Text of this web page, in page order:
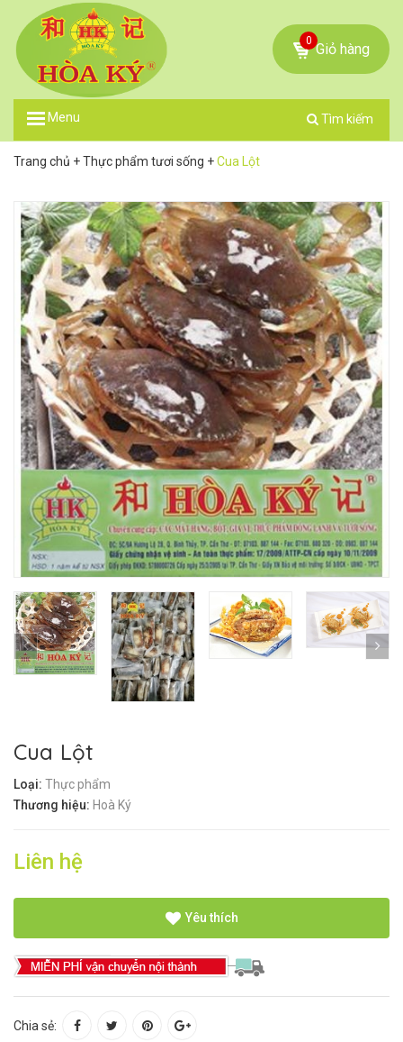
Giỏ hàng
0
Tìm kiếm
Menu
Trang chủ +Thực phẩm tươi sống +Cua Lột
Cua Lột
Loại: Thực phẩm
Thương hiệu: Hoà Ký
Liên hệ
Yêu thích
Chia sẻ: